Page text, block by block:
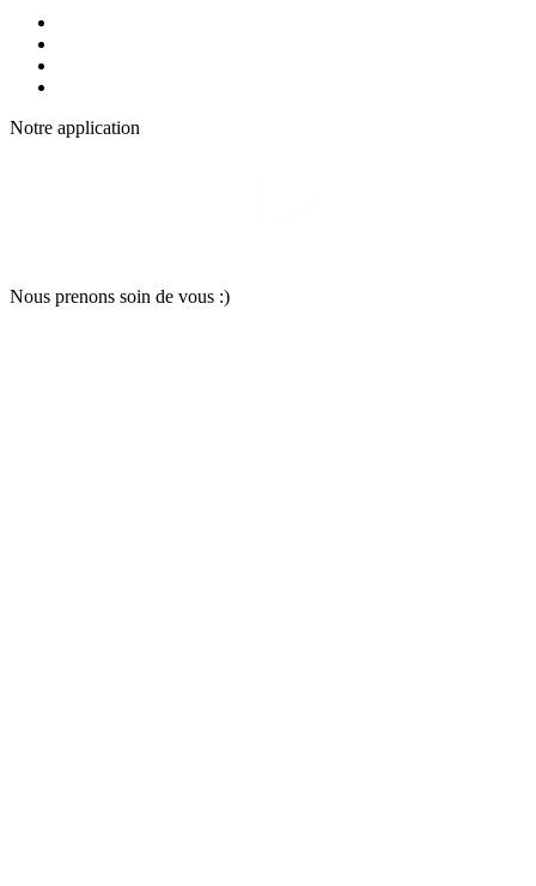
Notre application
Nous prenons soin de vous :)